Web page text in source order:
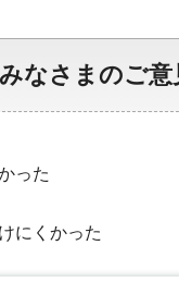
なさまのご
った
にくかった